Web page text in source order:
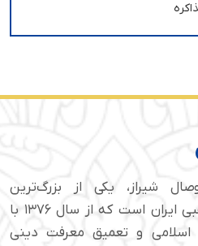
شیراز، یکی از بزرگ‌ترین
مجموعه‌های فرهنگی و مذهبی ایران است که از سال ۱۳۷۶ با
و تعمیق معرفت دینی